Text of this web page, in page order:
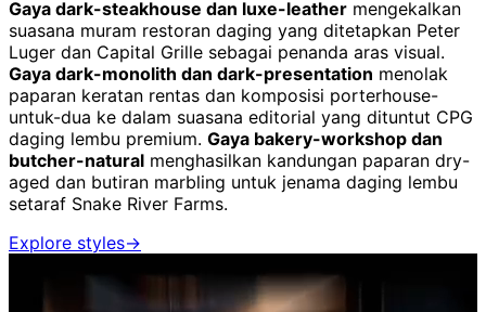
Gaya dark-steakhouse dan luxe-leather mengekalkan
suasana muram restoran daging yang ditetapkan Peter
Luger dan Capital Grille sebagai penanda aras visual.
Gaya dark-monolith dan dark-presentation menolak
paparan keratan rentas dan komposisi porterhouse-
untuk-dua ke dalam suasana editorial yang dituntut CPG
daging lembu premium. Gaya bakery-workshop dan
butcher-natural menghasilkan kandungan paparan dry-
aged dan butiran marbling untuk jenama daging lembu
setaraf Snake River Farms.
Explore styles→